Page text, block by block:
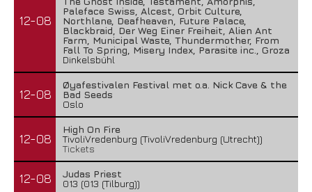
12-08
Paleface Swiss, Alcest, Orbit Culture,
Northlane, Deafheaven, Future Palace,
Blackbraid, Der Weg Einer Freiheit, Alien Ant
Farm, Municipal Waste, Thundermother, From
Fall To Spring, Misery Index, Parasite inc., Groza
Dinkelsbühl
12-08
Øyafestivalen Festival met o.a. Nick Cave & the
Bad Seeds
Oslo
12-08
High On Fire
TivoliVredenburg (TivoliVredenburg (Utrecht))
Tickets
12-08
Judas Priest
013 (013 (Tilburg))